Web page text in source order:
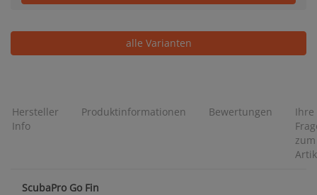
alle Varianten
Hersteller
Info
Produktinformationen Bewertungen
Ihre
zum
ScubaPro Go Fin